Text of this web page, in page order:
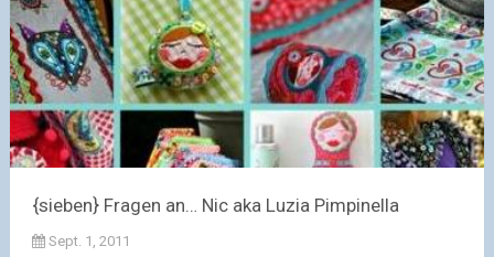
{sieben} Fragen an… Nic aka Luzia Pimpinella
Sept. 1, 2011